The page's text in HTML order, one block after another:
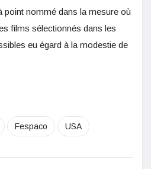
point nommé dans la mesure où
films sélectionnés dans les
eu égard à la modestie de
Fespaco USA